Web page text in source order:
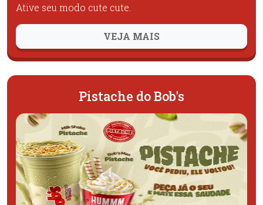
Ative seu modo cute cute.
VEJA MAIS
Pistache do Bob's